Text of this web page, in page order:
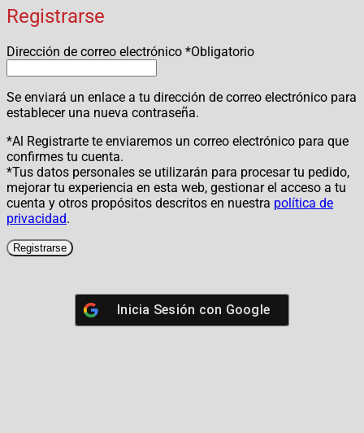
Registrarse
Dirección de correo electrónico *Obligatorio
Se enviará un enlace a tu dirección de correo electrónico para
establecer una nueva contraseña.
*Al Registrarte te enviaremos un correo electrónico para que
confirmes tu cuenta.
*Tus datos personales se utilizarán para procesar tu pedido,
mejorar tu experiencia en esta web, gestionar el acceso a tu
cuenta y otros propósitos descritos en nuestra política de
privacidad.
Registrarse
Inicia Sesión con Google